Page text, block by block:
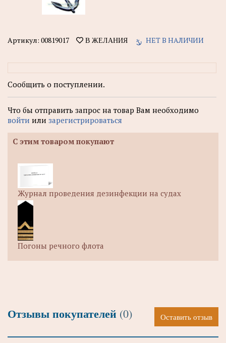
Артикул: 00819017 В ЖЕЛАНИЯ НЕТ В НАЛИЧИИ
Сообщить о поступлении.
Что бы отправить запрос на товар Вам необходимо
войти или зарегистрироваться
С этим товаром покупают
Журнал проведения дезинфекции на судах
Погоны речного флота
Отзывы покупателей (0) Оставить отзыв